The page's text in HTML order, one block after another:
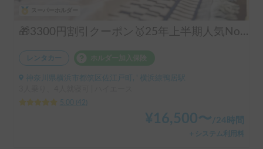
🎁3300円割引クーポン🥇25年上半期人気No.1「動くログハウス🪵」【カップルに大人気✨】【ペット旅🐕】📌内容充実なのに格安の「オリジナル保険プラン」を準備👍
レンタカー
神奈川県横浜市都筑区佐江戸町, ' 横浜線鴨居駅
5.00
42
¥ 16,500〜/24時間
＋システム利用料